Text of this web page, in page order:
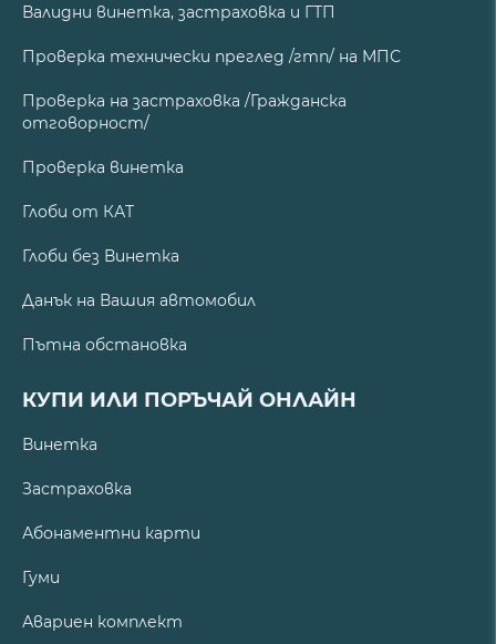
Валидни винетка, застраховка и ГТП
Проверка технически преглед /гтп/ на МПС
Проверка на застраховка /Гражданска
отговорност/
Проверка винетка
Глоби от КАТ
Глоби без Винетка
Данък на Вашия автомобил
Пътна обстановка
КУПИ ИЛИ ПОРЪЧАЙ ОНЛАЙН
Винетка
Застраховка
Абонаментни карти
Гуми
Авариен комплект